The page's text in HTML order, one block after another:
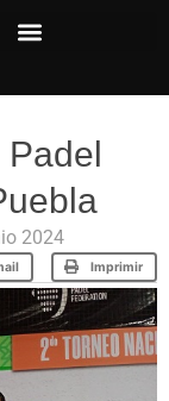
Padel
2024
Imprimir